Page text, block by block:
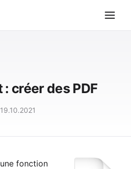
créer des PDF
19.10.2021
fonction